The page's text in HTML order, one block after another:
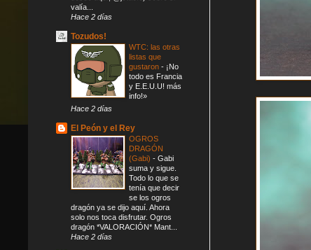
valía...
Hace 2 días
Tozudos!
WTC: las otras
listas que
gustaron - ¡No
todo es Francia
y E.E.U.U! más
info!»
Hace 2 días
El Peón y el Rey
OGROS
DRAGÓN
(Gabi) - Gabi
suma y sigue.
Todo lo que se
tenía que decir
se los ogros
dragón ya se dijo aquí. Ahora
solo nos toca disfrutar. Ogros
dragón *VALORACIÓN* Mant...
Hace 2 días